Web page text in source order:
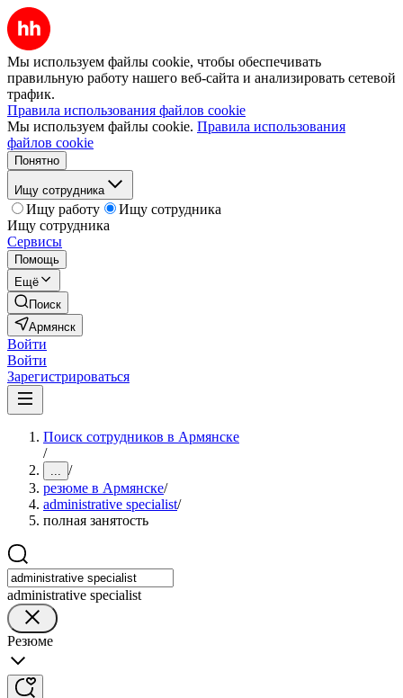
Мы используем файлы cookie, чтобы обеспечивать
правильную работу нашего веб-сайта и анализировать сетевой
трафик.
Правила использования файлов cookie
Мы используем файлы cookie. Правила использования
файлов cookie
Понятно
Ищу сотрудника
Ищу работу
Ищу сотрудника
Ищу сотрудника
Сервисы
Помощь
Ещё
Поиск
Армянск
Войти
Войти
Зарегистрироваться
Поиск сотрудников в Армянске
/
... /
резюме в Армянске/
administrative specialist/
полная занятость
administrative specialist
Резюме